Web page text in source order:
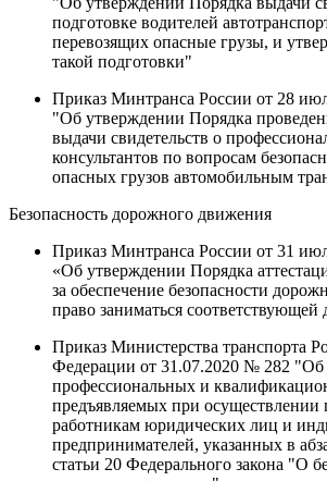
подготовке водителей
перевозящих опасные грузы, и
такой подготовки"
Приказ Минтранса России от 28
"Об утверждении Порядка
выдачи свидетельств о
консультантов по вопросам
опасных грузов автомобильным
Безопасность дорожного движения
Приказ Минтранса России от 31
«Об утверждении Порядка
за обеспечение безопасности
право заниматься соответствующей
Приказ Министерства транспорта
Федерации от 31.07.2020 № 282 "Об
профессиональных и
предъявляемых при осуществлении
работникам юридических лиц и
предпринимателей, указанных в
статьи 20 Федерального закона "О